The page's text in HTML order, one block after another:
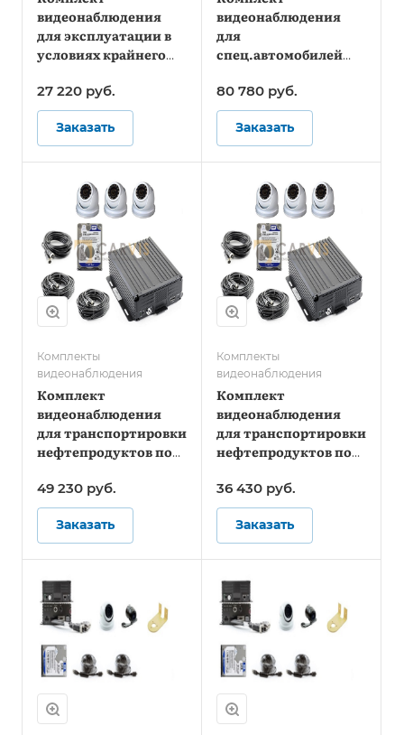
видеонаблюдения
для эксплуатации в
условиях крайнего
27 220 руб.
Заказать
видеонаблюдения
для
спец.автомобилей
Стандарт
80 780 руб.
Заказать
Комплекты
видеонаблюдения
Комплект
видеонаблюдения
для транспортировки
нефтепродуктов под
49 230 руб.
Заказать
Комплекты
видеонаблюдения
Комплект
видеонаблюдения
для транспортировки
нефтепродуктов под
36 430 руб.
Заказать